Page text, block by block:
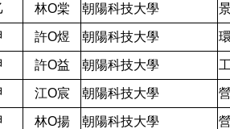
林O棠 朝陽科技大學
許O煜 朝陽科技大學
許O益 朝陽科技大學
江O宸 朝陽科技大學
林O揚 朝陽科技大學